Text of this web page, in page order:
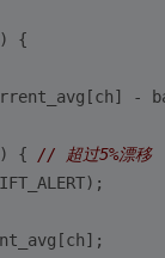
{
-
) { // 超过5%漂移